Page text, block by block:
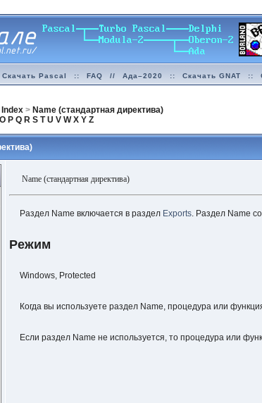
Скачать Pascal :: FAQ // Ада–2020 :: Скачать GNAT ::
Index > Name (стандартная директива)
O P Q R S T U V W X Y Z
Name (стандартная директива)
Раздел Name включается в раздел Exports. Раздел Name
Режим
Windows, Protected
Когда вы используете раздел Name, процедура или
Если раздел Name не используется, то процедура или